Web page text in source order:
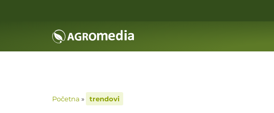
Početna » trendovi